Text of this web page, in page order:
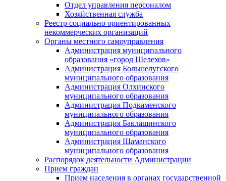
Отдел управления персоналом
Хозяйственная служба
Реестр социально ориентированных
некоммерческих организаций
Органы местного самоуправления
Администрация муниципального
образования «город Шелехов»
Администрация Большелугского
муниципального образования
Администрация Олхинского
муниципального образования
Администрация Подкаменского
муниципального образования
Администрация Баклашинского
муниципального образования
Администрация Шаманского
муниципального образования
Распорядок деятельности Администрации
Прием граждан
Прием населения в органах государственной